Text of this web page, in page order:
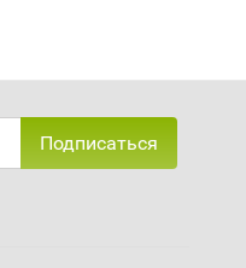
Подписаться